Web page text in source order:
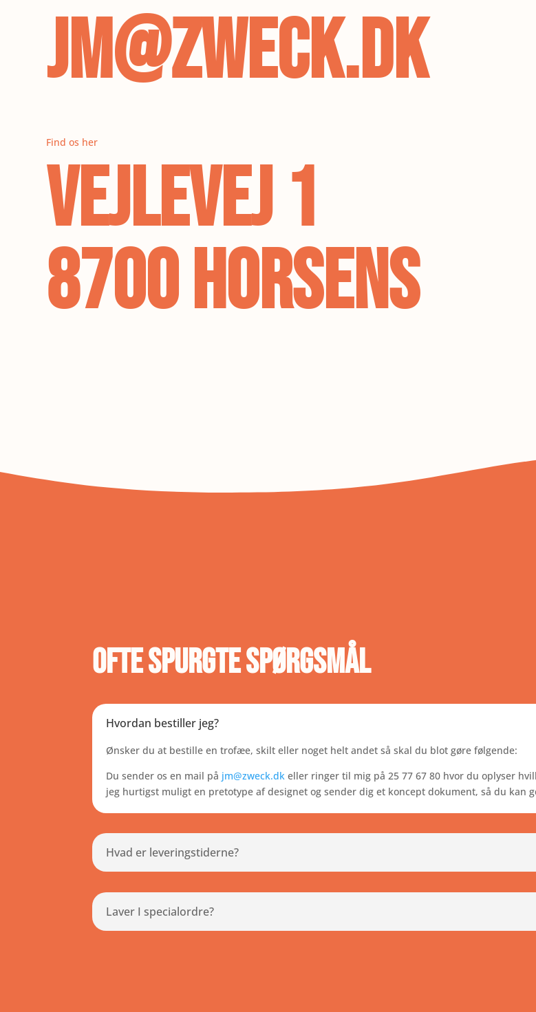
JM@ZWECK.DK
Find os her
Vejlevej 1
8700 Horsens
Ofte spurgte spørgsmål
Hvordan bestiller jeg?
Ønsker du at bestille en trofæe, skilt eller noget helt andet så skal du blot gøre følgende:
Du sender os en mail på jm@zweck.dk eller ringer til mig på 25 77 67 80 hvor du oplyser
jeg hurtigst muligt en pretotype af designet og sender dig et koncept dokument, så du kan
Hvad er leveringstiderne?
Laver I specialordre?